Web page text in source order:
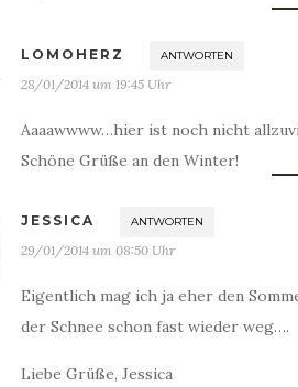
LOMOHERZ ANTWORTEN
28/01/2014 um 19:45 Uhr
Aaaawwww…hier ist noch nicht
Schöne Grüße an den Winter!
JESSICA ANTWORTEN
29/01/2014 um 08:50 Uhr
Eigentlich mag ich ja eher den
der Schnee schon fast wieder weg….
Liebe Grüße, Jessica